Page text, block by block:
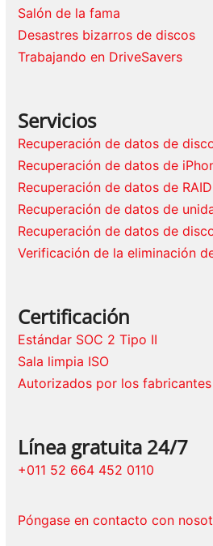
Salón de la fama
Desastres bizarros de discos
Trabajando en DriveSavers
Servicios
Recuperación de datos de
Recuperación de datos de
Recuperación de datos de RAID
Recuperación de datos de
Recuperación de datos de
Verificación de la eliminación
Certificación
Estándar SOC 2 Tipo II
Sala limpia ISO
Autorizados por los fabricantes
Línea gratuita 24/7
+011 52 664 452 0110
Póngase en contacto con